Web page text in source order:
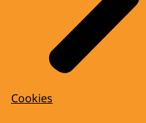
Cookies